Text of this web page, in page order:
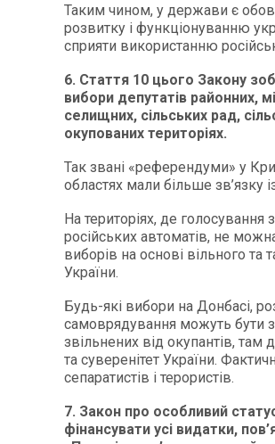
Таким чином, у держави є
розвитку і функціонуванню
сприяти використанню
6. Стаття 10 цього Закону
вибори депутатів районних,
селищних, сільських рад,
окупованих територіях.
Так звані «референдуми» у
областях мали більше зв’язку
На територіях, де
російських автоматів, не
виборів на основі вільного
України.
Будь-які вибори на Донбасі,
самоврядування можуть бути
звільнених від окупантів, там
та суверенітет України.
сепаратистів і терористів.
7. Закон про особливий
фінансувати усі видатки,